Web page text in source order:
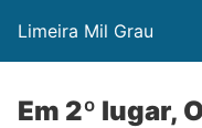
Limeira Mil Grau
Em 2º lugar,